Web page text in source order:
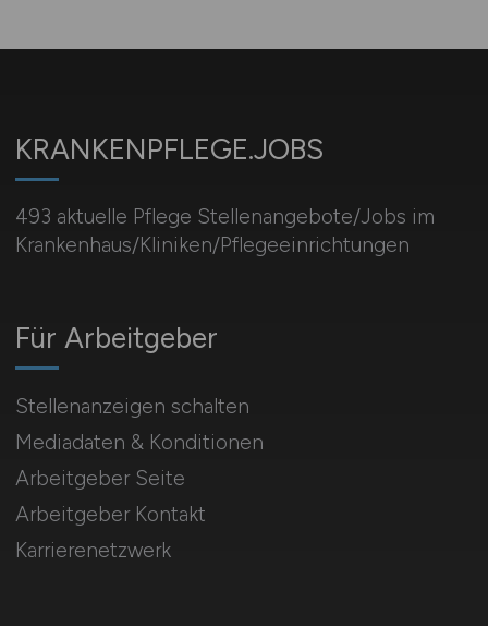
KRANKENPFLEGE.JOBS
493 aktuelle Pflege Stellenangebote/Jobs im
Krankenhaus/Kliniken/Pflegeeinrichtungen
Für Arbeitgeber
Stellenanzeigen schalten
Mediadaten & Konditionen
Arbeitgeber Seite
Arbeitgeber Kontakt
Karrierenetzwerk